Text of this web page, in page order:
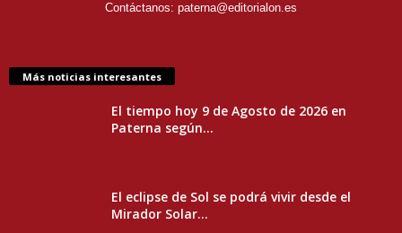
Contáctanos: paterna@editorialon.es
Más noticias interesantes
El tiempo hoy 9 de Agosto de 2026 en
Paterna según...
El eclipse de Sol se podrá vivir desde el
Mirador Solar...